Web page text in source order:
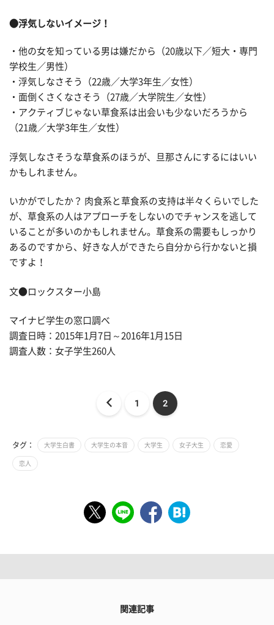
●浮気しないイメージ！
・他の女を知っている男は嫌だから（20歳以下／短大・専門
学校生／男性）
・浮気しなさそう（22歳／大学3年生／女性）
・面倒くさくなさそう（27歳／大学院生／女性）
・アクティブじゃない草食系は出会いも少ないだろうから
（21歳／大学3年生／女性）
浮気しなさそうな草食系のほうが、旦那さんにするにはいい
かもしれません。
いかがでしたか？ 肉食系と草食系の支持は半々くらいでした
が、草食系の人はアプローチをしないのでチャンスを逃して
いることが多いのかもしれません。草食系の需要もしっかり
あるのですから、好きな人ができたら自分から行かないと損
ですよ！
文●ロックスター小島
マイナビ学生の窓口調べ
調査日時：2015年1月7日～2016年1月15日
調査人数：女子学生260人
1 2
タグ： 大学生白書 大学生の本音 大学生 女子大生 恋愛
恋人
関連記事